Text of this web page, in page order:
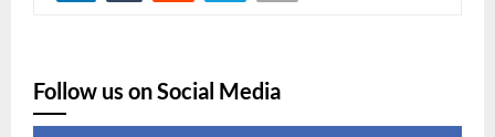
Follow us on Social Media